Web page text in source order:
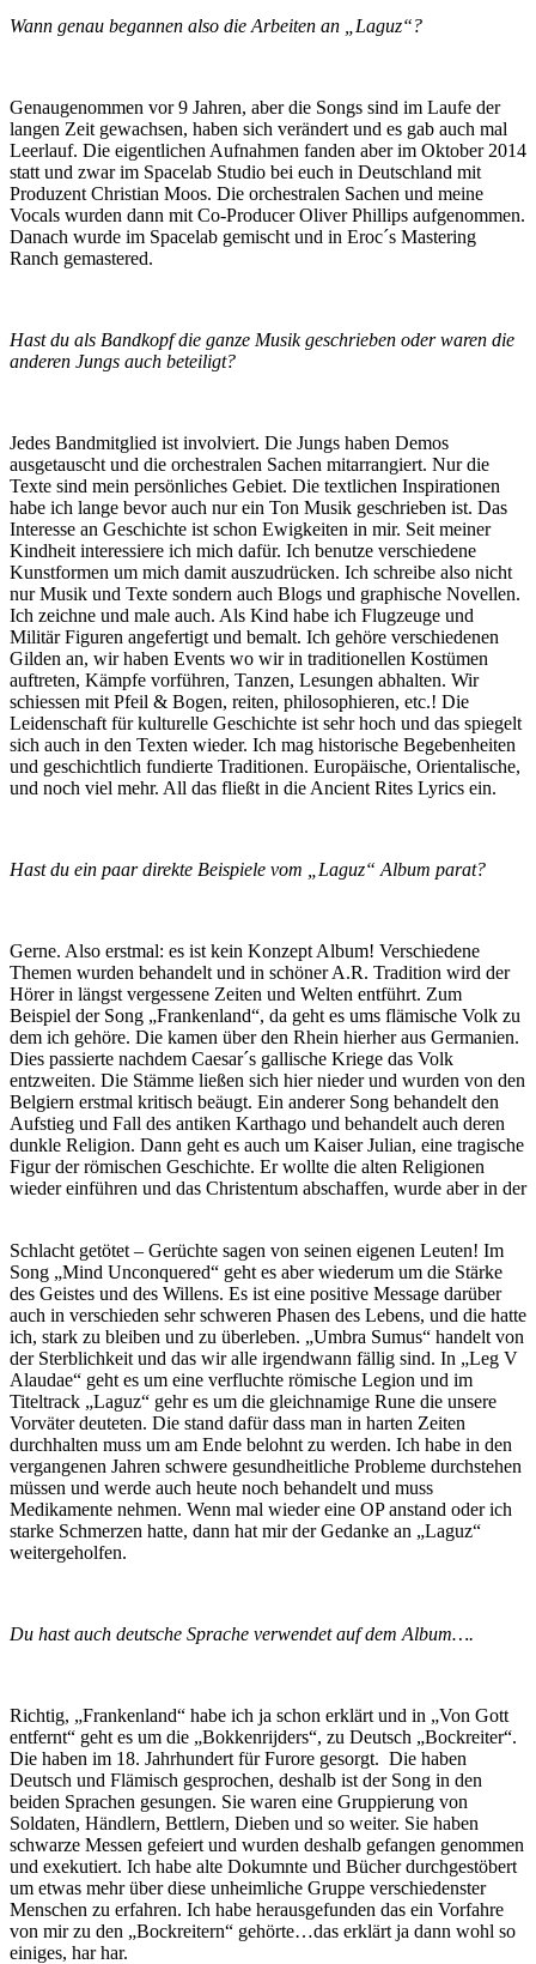
Wann genau begannen also die Arbeiten an „Laguz“?
Genaugenommen vor 9 Jahren, aber die Songs sind im Laufe der
langen Zeit gewachsen, haben sich verändert und es gab auch mal
Leerlauf. Die eigentlichen Aufnahmen fanden aber im Oktober 2014
statt und zwar im Spacelab Studio bei euch in Deutschland mit
Produzent Christian Moos. Die orchestralen Sachen und meine
Vocals wurden dann mit Co-Producer Oliver Phillips aufgenommen.
Danach wurde im Spacelab gemischt und in Eroc´s Mastering
Ranch gemastered.
Hast du als Bandkopf die ganze Musik geschrieben oder waren die
anderen Jungs auch beteiligt?
Jedes Bandmitglied ist involviert. Die Jungs haben Demos
ausgetauscht und die orchestralen Sachen mitarrangiert. Nur die
Texte sind mein persönliches Gebiet. Die textlichen Inspirationen
habe ich lange bevor auch nur ein Ton Musik geschrieben ist. Das
Interesse an Geschichte ist schon Ewigkeiten in mir. Seit meiner
Kindheit interessiere ich mich dafür. Ich benutze verschiedene
Kunstformen um mich damit auszudrücken. Ich schreibe also nicht
nur Musik und Texte sondern auch Blogs und graphische Novellen.
Ich zeichne und male auch. Als Kind habe ich Flugzeuge und
Militär Figuren angefertigt und bemalt. Ich gehöre verschiedenen
Gilden an, wir haben Events wo wir in traditionellen Kostümen
auftreten, Kämpfe vorführen, Tanzen, Lesungen abhalten. Wir
schiessen mit Pfeil & Bogen, reiten, philosophieren, etc.! Die
Leidenschaft für kulturelle Geschichte ist sehr hoch und das spiegelt
sich auch in den Texten wieder. Ich mag historische Begebenheiten
und geschichtlich fundierte Traditionen. Europäische, Orientalische,
und noch viel mehr. All das fließt in die Ancient Rites Lyrics ein.
Hast du ein paar direkte Beispiele vom „Laguz“ Album parat?
Gerne. Also erstmal: es ist kein Konzept Album! Verschiedene
Themen wurden behandelt und in schöner A.R. Tradition wird der
Hörer in längst vergessene Zeiten und Welten entführt. Zum
Beispiel der Song „Frankenland“, da geht es ums flämische Volk zu
dem ich gehöre. Die kamen über den Rhein hierher aus Germanien.
Dies passierte nachdem Caesar´s gallische Kriege das Volk
entzweiten. Die Stämme ließen sich hier nieder und wurden von den
Belgiern erstmal kritisch beäugt. Ein anderer Song behandelt den
Aufstieg und Fall des antiken Karthago und behandelt auch deren
dunkle Religion. Dann geht es auch um Kaiser Julian, eine tragische
Figur der römischen Geschichte. Er wollte die alten Religionen
wieder einführen und das Christentum abschaffen, wurde aber in der
Schlacht getötet – Gerüchte sagen von seinen eigenen Leuten! Im
Song „Mind Unconquered“ geht es aber wiederum um die Stärke
des Geistes und des Willens. Es ist eine positive Message darüber
auch in verschieden sehr schweren Phasen des Lebens, und die hatte
ich, stark zu bleiben und zu überleben. „Umbra Sumus“ handelt von
der Sterblichkeit und das wir alle irgendwann fällig sind. In „Leg V
Alaudae“ geht es um eine verfluchte römische Legion und im
Titeltrack „Laguz“ gehr es um die gleichnamige Rune die unsere
Vorväter deuteten. Die stand dafür dass man in harten Zeiten
durchhalten muss um am Ende belohnt zu werden. Ich habe in den
vergangenen Jahren schwere gesundheitliche Probleme durchstehen
müssen und werde auch heute noch behandelt und muss
Medikamente nehmen. Wenn mal wieder eine OP anstand oder ich
starke Schmerzen hatte, dann hat mir der Gedanke an „Laguz“
weitergeholfen.
Du hast auch deutsche Sprache verwendet auf dem Album….
Richtig, „Frankenland“ habe ich ja schon erklärt und in „Von Gott
entfernt“ geht es um die „Bokkenrijders“, zu Deutsch „Bockreiter“.
Die haben im 18. Jahrhundert für Furore gesorgt. Die haben
Deutsch und Flämisch gesprochen, deshalb ist der Song in den
beiden Sprachen gesungen. Sie waren eine Gruppierung von
Soldaten, Händlern, Bettlern, Dieben und so weiter. Sie haben
schwarze Messen gefeiert und wurden deshalb gefangen genommen
und exekutiert. Ich habe alte Dokumnte und Bücher durchgestöbert
um etwas mehr über diese unheimliche Gruppe verschiedenster
Menschen zu erfahren. Ich habe herausgefunden das ein Vorfahre
von mir zu den „Bockreitern“ gehörte…das erklärt ja dann wohl so
einiges, har har.